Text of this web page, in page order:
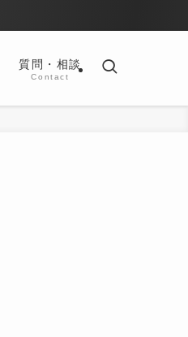
質問・相談
Contact